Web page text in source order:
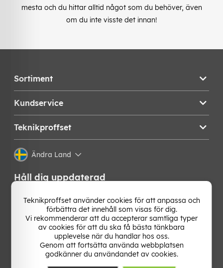
mesta och du hittar alltid något som du behöver, även
om du inte visste det innan!
Sortiment
Kundservice
Teknikproffset
Ändra Land
Håll dig uppdaterad
Få de senaste nyheterna, hetaste erbjudandena och
bästa tipsen från oss direkt i din mejlkorg. Signa upp på
vårt nyhetsbrev!
Teknikproffset använder cookies för att anpassa och
förbättra det innehåll som visas för dig.
Vi rekommenderar att du accepterar samtliga typer
av cookies för att du ska få bästa tänkbara
upplevelse när du handlar hos oss.
Genom att fortsätta använda webbplatsen
godkänner du användandet av cookies.